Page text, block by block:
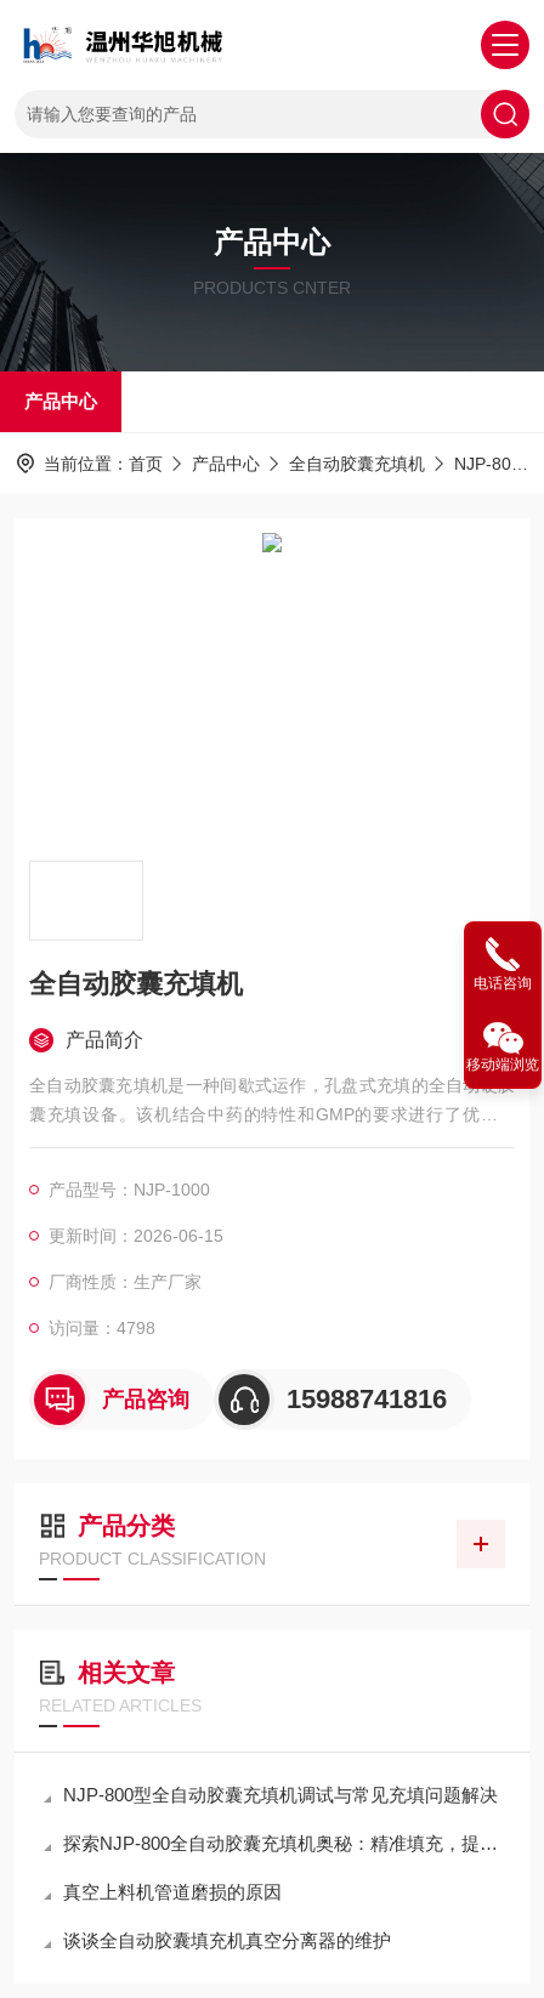
产品中心
PRODUCTS CNTER
产品中心
当前位置： 首页 产品中心 全自动胶囊充填机 NJP-800型全自动胶囊充填机
全自动胶囊充填机
产品简介
全自动胶囊充填机是一种间歇式运作，孔盘式充填的全自动硬胶
囊充填设备。该机结合中药的特性和GMP的要求进行了优化设
计，具有结构紧凑、机械小、噪音低、充填剂量准确、功能齐
紧、成品出料、模块清洗等动作，是药品、保健品等生产企业Z
理想的硬胶囊充填设备.
产品型号：NJP-1000
更新时间：2026-06-15
厂商性质：生产厂家
访问量：4798
产品咨询 15988741816
产品分类
PRODUCT CLASSIFICATION
相关文章
RELATED ARTICLES
NJP-800型全自动胶囊充填机调试与常见充填问题解决
探索NJP-800全自动胶囊充填机奥秘：精准填充，提升药品质量
真空上料机管道磨损的原因
谈谈全自动胶囊填充机真空分离器的维护
电话咨询
移动端浏览